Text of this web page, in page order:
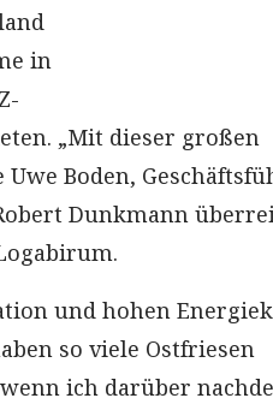
in
„Mit dieser großen
Boden,
Dunkmann
und hohen
so viele Ostfriesen
ich darüber